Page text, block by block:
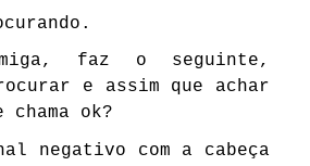
faz o seguinte,
e assim que achar
chama ok?
negativo com a cabeça